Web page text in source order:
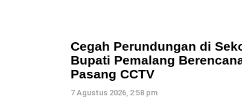
Cegah Perundungan di
Bupati Pemalang
Pasang CCTV
7 Agustus 2026, 2:58 pm